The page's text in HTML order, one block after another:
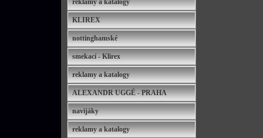
reklamy a katalogy
KLIREX
nottinghamské
smekací - Klirex
reklamy a katalogy
ALEXANDR UGGÉ - PRAHA
navijáky
reklamy a katalogy